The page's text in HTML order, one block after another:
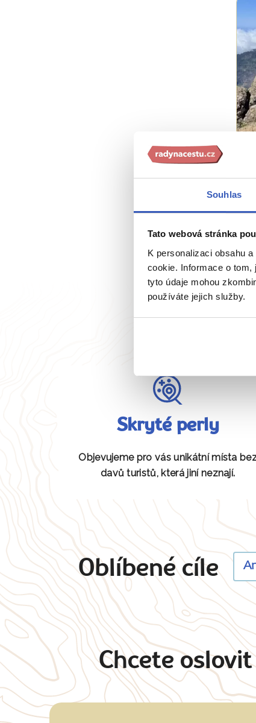
Souhlas
Tato webová stránka
K personalizaci obsahu
cookie. Informace o
tyto údaje mohou
používáte jejich služby.
Skryté perly
Objevujeme pro vás unikátní místa
davů turistů, která jiní neznají.
Oblíbené cíle
Chcete